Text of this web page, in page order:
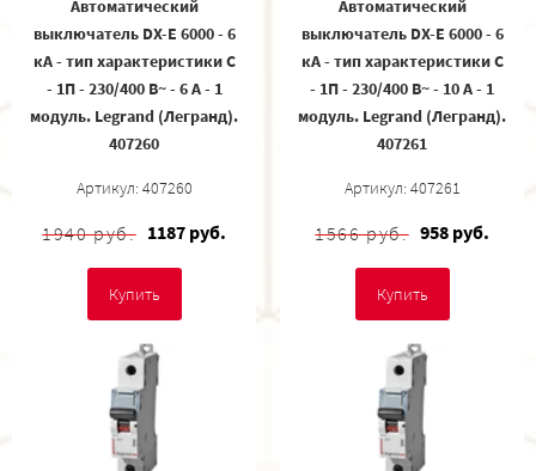
Автоматический
выключатель DX-E 6000 - 6
кА - тип характеристики C
- 1П - 230/400 В~ - 6 А - 1
модуль. Legrand (Легранд).
407260
Артикул: 407260
1940 руб. 1187 руб.
Купить
Автоматический
выключатель DX-E 6000 - 6
кА - тип характеристики C
- 1П - 230/400 В~ - 10 А - 1
модуль. Legrand (Легранд).
407261
Артикул: 407261
1566 руб. 958 руб.
Купить